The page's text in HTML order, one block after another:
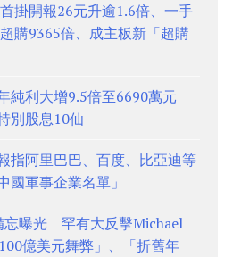
掛開報26元升逾1.6倍、一手
購9365倍、成主板新「超購
純利大增9.5倍至6690萬元
別股息10仙
指阿里巴巴、百度、比亞迪等
國軍事企業名單」
忘曝光 罕有大反擊Michael
億美元舞弊」、「折舊年